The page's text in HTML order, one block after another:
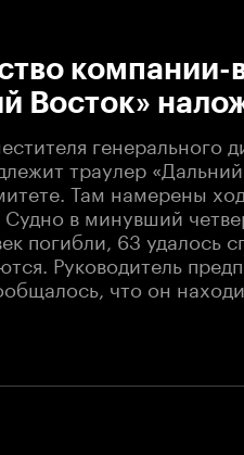
компании-
Восток»
генерального
траулер
Там намерены
в минувший
погибли, 63 удалось
Руководитель
что он